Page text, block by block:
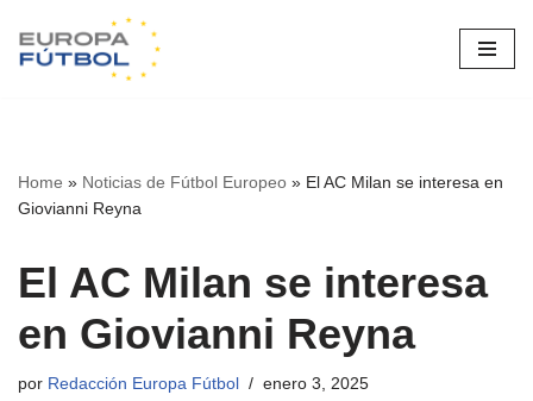
Saltar
Home » Noticias de Fútbol Europeo » El AC Milan se interesa en
Giovianni Reyna
El AC Milan se interesa
en Giovianni Reyna
por Redacción Europa Fútbol enero 3, 2025